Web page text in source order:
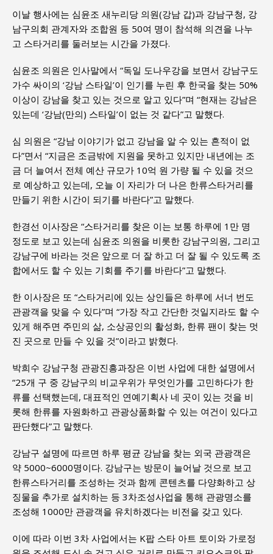
이날 행사에는 심윤조 새누리당 의원(강남 갑)과 강남구청, 강
남구의회 관계자와 조합원 등 50여 명이 참석해 의견을 나누
고 스타거리를 둘러보는 시간을 가졌다.
심윤조 의원은 인사말에서 “독일 도나우강을 보면서 강남구도
가수 싸이의 ‘강남 스타일’이 인기를 누린 후 한국을 찾는 50%
이상이 강남을 찾고 있는 것으로 알고 있다”며 “현재는 강남은
있는데 ‘강남(만의) 스타일’이 없는 것 같다”고 말했다.
심 의원은 “강남 이야기가 없고 강남을 알 수 있는 흔적이 없
다”면서 “지금은 조금밖에 지원을 못하고 있지만 내년에는 조
금 더 늘여서 전체 예산 규모가 10억 원 가량 될 수 있을 것으
로 예상하고 있는데, 오늘 이 자리가 더 나은 한류스타거리를
만들기 위한 시간이 되기를 바란다”고 말했다.
한경선 이사장은 “스타거리를 찾은 이는 보통 하루에 1만 명
정도로 보고 있는데 심윤조 의원을 비롯한 강남구의원, 그리고
강남구에 바라는 것은 앞으로 더 잘 하고 더 잘 될 수 있도록 조
합에서도 할 수 있는 기회를 주기를 바란다”고 말했다.
한 이사장은 또 “스타거리에 있는 상인들은 하루에 서너 번도
관광객을 맞을 수 있다”며 “가장 작고 간단한 것일지라도 할 수
있게 해주면 주민의 삶, 소상공인의 활성화, 한류 팬이 찾는 멋
진 곳으로 만들 수 있을 것”이라고 밝혔다.
박희수 강남구청 관광진흥과장은 이번 사업에 대한 설명에서
“25개 구 중 강남구의 비교우위가 무엇인가를 고민하다가 한
류를 선택했는데, 대표적인 연예기획사 네 곳이 있는 것을 비
롯해 한류를 자원화하고 관광상품화할 수 있는 여건이 있다고
판단했다”고 말했다.
강남구 설명에 따르면 하루 평균 강남을 찾는 외국 관광객은
약 5000~6000명이다. 강남구는 방문이 늘어날 것으로 보고
한류스타거리를 조성하는 것과 함께 콘텐츠를 다양화하고 상
징물을 추가로 설치하는 등 3차조성사업을 통해 관광명소를
조성해 1000만 관광객을 유치하겠다는 비전을 갖고 있다.
이에 따라 이번 3차 사업에서는 K팝 스타 아트 토이와 가로정